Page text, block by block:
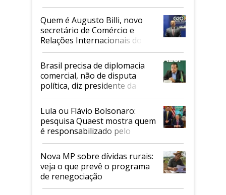
Quem é Augusto Billi, novo
secretário de Comércio e
Relações Internacionais do
Mapa
Brasil precisa de diplomacia
comercial, não de disputa
política, diz presidente da
Faesp
Lula ou Flávio Bolsonaro:
pesquisa Quaest mostra quem
é responsabilizado pelo
tarifaço dos EUA
Nova MP sobre dívidas rurais:
veja o que prevê o programa
de renegociação